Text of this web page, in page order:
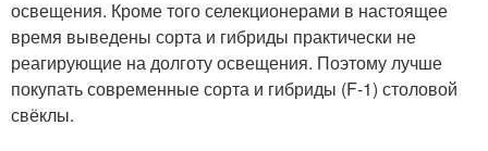
освещения. Кроме того селекционерами в настоящее
время выведены сорта и гибриды практически не
реагирующие на долготу освещения. Поэтому лучше
покупать современные сорта и гибриды (F-1) столовой
свёклы.